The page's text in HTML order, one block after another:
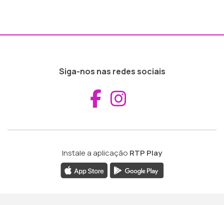
Siga-nos nas redes sociais
Aceder ao
Instale a aplicação RTP Play